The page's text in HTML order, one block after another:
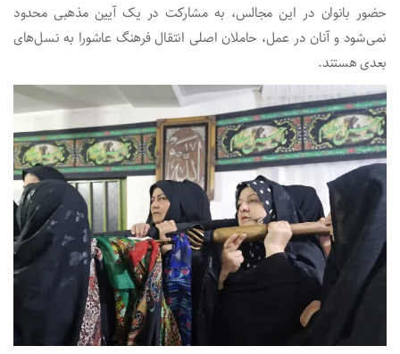
حضور بانوان در این مجالس، به مشارکت در یک آیین مذهبی محدود
نمی‌شود و آنان در عمل، حاملان اصلی انتقال فرهنگ عاشورا به نسل‌های
بعدی هستند.